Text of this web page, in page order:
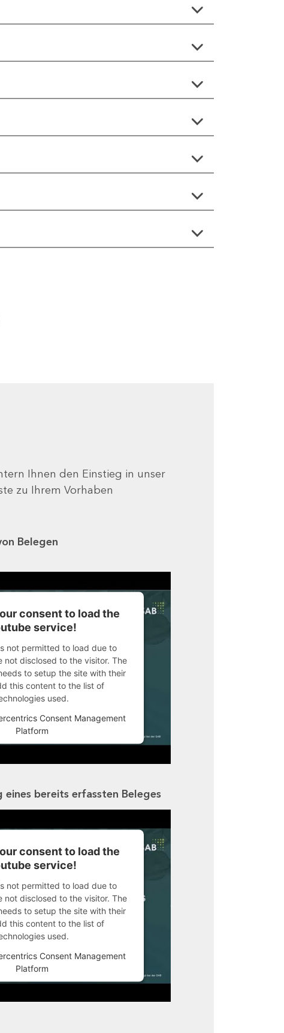
Ihnen den Einstieg in unser
zu Ihrem Vorhaben
Belegen
consent to load the
service!
not permitted to load due to
not disclosed to the visitor. The
to setup the site with their
this content to the list of
used.
Consent Management
Platform
bereits erfassten Beleges
consent to load the
service!
not permitted to load due to
not disclosed to the visitor. The
to setup the site with their
this content to the list of
used.
Consent Management
Platform